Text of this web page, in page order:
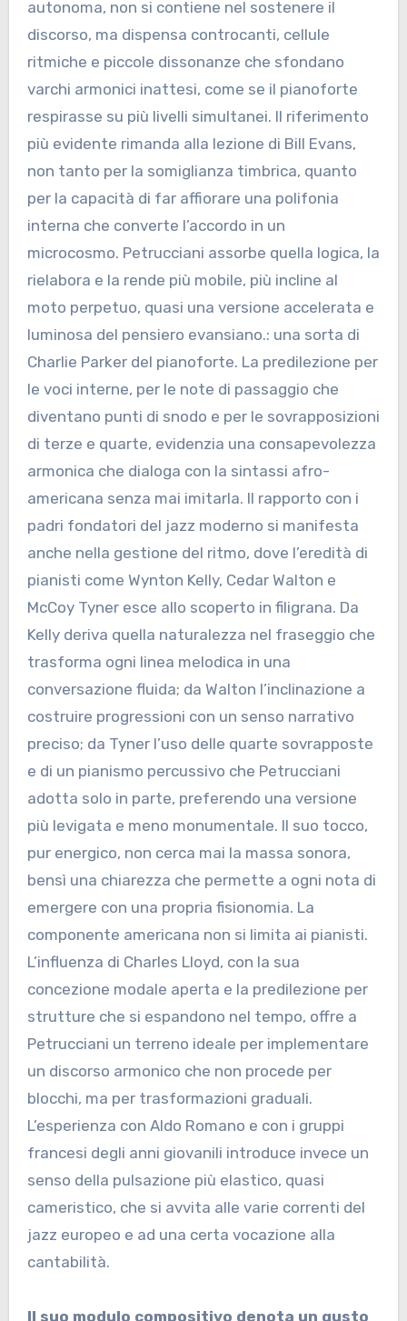
autonoma, non si contiene nel sostenere il
discorso, ma dispensa controcanti, cellule
ritmiche e piccole dissonanze che sfondano
varchi armonici inattesi, come se il pianoforte
respirasse su più livelli simultanei. Il riferimento
più evidente rimanda alla lezione di Bill Evans,
non tanto per la somiglianza timbrica, quanto
per la capacità di far affiorare una polifonia
interna che converte l’accordo in un
microcosmo. Petrucciani assorbe quella logica, la
rielabora e la rende più mobile, più incline al
moto perpetuo, quasi una versione accelerata e
luminosa del pensiero evansiano.: una sorta di
Charlie Parker del pianoforte. La predilezione per
le voci interne, per le note di passaggio che
diventano punti di snodo e per le sovrapposizioni
di terze e quarte, evidenzia una consapevolezza
armonica che dialoga con la sintassi afro-
americana senza mai imitarla. Il rapporto con i
padri fondatori del jazz moderno si manifesta
anche nella gestione del ritmo, dove l’eredità di
pianisti come Wynton Kelly, Cedar Walton e
McCoy Tyner esce allo scoperto in filigrana. Da
Kelly deriva quella naturalezza nel fraseggio che
trasforma ogni linea melodica in una
conversazione fluida; da Walton l’inclinazione a
costruire progressioni con un senso narrativo
preciso; da Tyner l’uso delle quarte sovrapposte
e di un pianismo percussivo che Petrucciani
adotta solo in parte, preferendo una versione
più levigata e meno monumentale. Il suo tocco,
pur energico, non cerca mai la massa sonora,
bensì una chiarezza che permette a ogni nota di
emergere con una propria fisionomia. La
componente americana non si limita ai pianisti.
L’influenza di Charles Lloyd, con la sua
concezione modale aperta e la predilezione per
strutture che si espandono nel tempo, offre a
Petrucciani un terreno ideale per implementare
un discorso armonico che non procede per
blocchi, ma per trasformazioni graduali.
L’esperienza con Aldo Romano e con i gruppi
francesi degli anni giovanili introduce invece un
senso della pulsazione più elastico, quasi
cameristico, che si avvita alle varie correnti del
jazz europeo e ad una certa vocazione alla
cantabilità.
Il suo modulo compositivo denota un gusto